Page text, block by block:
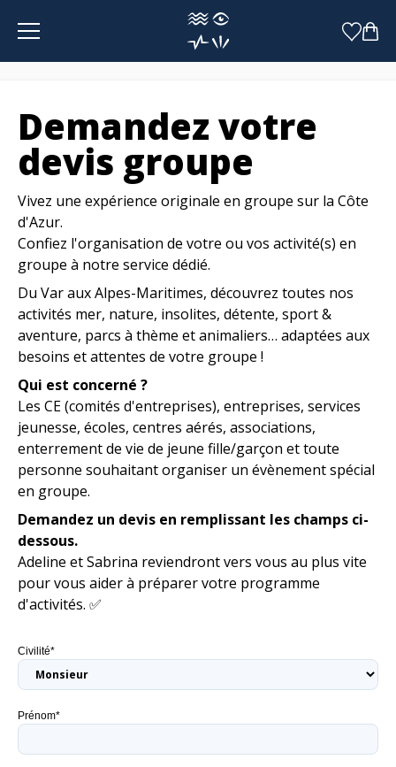
Panneau de gestion des cookies
Demandez votre
devis groupe
Vivez une expérience originale en groupe sur la Côte
d'Azur.
Confiez l'organisation de votre ou vos activité(s) en
groupe à notre service dédié.
Du Var aux Alpes-Maritimes, découvrez toutes nos
activités mer, nature, insolites, détente, sport &
aventure, parcs à thème et animaliers… adaptées aux
besoins et attentes de votre groupe !
Qui est concerné ?
Les CE (comités d'entreprises), entreprises, services
jeunesse, écoles, centres aérés, associations,
enterrement de vie de jeune fille/garçon et toute
personne souhaitant organiser un évènement spécial
en groupe.
Demandez un devis en remplissant les champs ci-
dessous.
Adeline et Sabrina reviendront vers vous au plus vite
pour vous aider à préparer votre programme
d'activités. ✅
Civilité*
Prénom*